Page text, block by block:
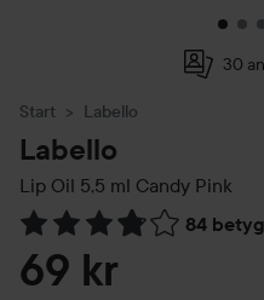
30
Start Labello
Labello
Lip Oil 5,5 ml Candy Pink
84 betyg
Hoppa till Betyg &
69 kr